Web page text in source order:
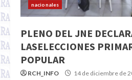
nacionales
PLENO DEL JNE
LASELECCIONES
POPULAR
RCH_INFO 14 de diciembre de